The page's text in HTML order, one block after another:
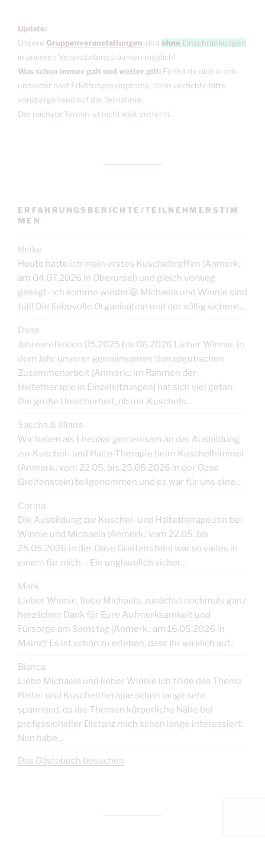
Update:
Unsere Gruppenveranstaltungen sind ohne Einschränkungen
in unseren Veranstaltungsräumen möglich!
Was schon immer galt und weiter gilt: Fühlst du dich krank
und/oder hast Erkältungssymptome, dann verzichte bitte
vorübergehend auf die Teilnahme.
Der nächste Termin ist nicht weit entfernt.
ERFAHRUNGSBERICHTE/TEILNEHMERSTIM
MEN
Heike
Heute hatte ich mein erstes Kuscheltreffen (Anmerk.:
am 04.07.2026 in Oberursel) und gleich vorweg
gesagt- ich komme wieder😃 Michaela und Winnie sind
toll! Die liebevolle Organisation und der völlig sichere...
Dana
Jahresreflexion 05.2025 bis 06.2026 Lieber Winnie, in
dem Jahr unserer gemeinsamen therapeutischen
Zusammenarbeit [Anmerk.: im Rahmen der
Haltetherapie in Einzelsitzungen] hat sich viel getan.
Die große Unsicherheit, ob mir Kuscheln...
Sascha & Illiana
Wir haben als Ehepaar gemeinsam an der Ausbildung
zur Kuschel- und Halte-Therapie beim Kuschelhimmel
(Anmerk.: vom 22.05. bis 25.05.2026 in der Oase
Greifenstein) teilgenommen und es war für uns eine...
Corina
Die Ausbildung zur Kuschel- und Haltetherapeutin bei
Winnie und Michaela (Anmerk.: vom 22.05. bis
25.05.2026 in der Oase Greifenstein) war so vieles in
einem für mich: - Ein unglaublich sicher...
Mark
Lieber Winnie, liebe Michaela, zunächst nochmals ganz
herzlichen Dank für Eure Aufmerksamkeit und
Fürsorge am Samstag (Anmerk.: am 16.05.2026 in
Mainz)! Es ist schön zu erleben, dass Ihr wirklich auf...
Bianca
Liebe Michaela und lieber Winnie ich finde das Thema
Halte- und Kuscheltherapie schon lange sehr
spannend, da die Themen körperliche Nähe bei
professioneller Distanz mich schon lange interessiert.
Nun habe...
Das Gästebuch besuchen